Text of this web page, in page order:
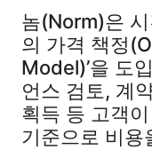
놈(Norm)은 시
의 가격 책정
Model)’을 도
언스 검토, 계
획득 등 고객
기준으로 비용